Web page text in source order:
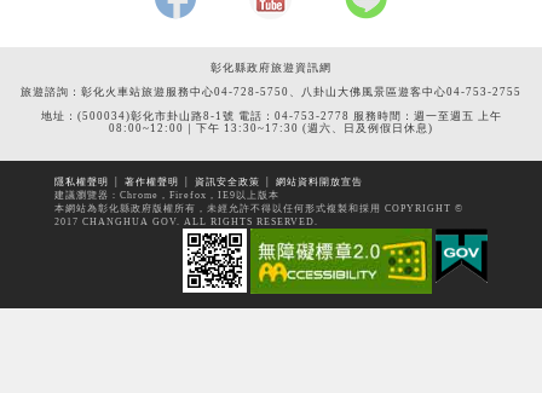
彰化縣政府旅遊資訊網
旅遊諮詢：彰化火車站旅遊服務中心04-728-5750、八卦山大佛風景區遊客中心04-753-2755
地址：(500034)彰化市卦山路8-1號 電話：04-753-2778 服務時間：週一至週五 上午
08:00~12:00｜下午 13:30~17:30 (週六、日及例假日休息)
隱私權聲明 著作權聲明 資訊安全政策
網站資料開放宣告
建議瀏覽器：Chrome，Firefox，IE9以上版本
本網站為彰化縣政府版權所有，未經允許不得以任何形式複製和採用 COPYRIGHT ©
2017 CHANGHUA GOV. ALL RIGHTS RESERVED.